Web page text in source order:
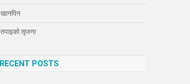
खानपिन
तपाइको सृजना
RECENT POSTS